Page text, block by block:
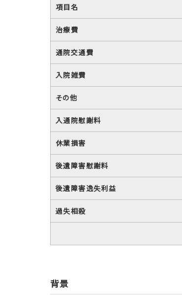
項目名
治療費
通院交通費
入院雑費
その他
入通院慰謝料
休業損害
後遺障害慰謝料
後遺障害逸失利益
過失相殺
背景